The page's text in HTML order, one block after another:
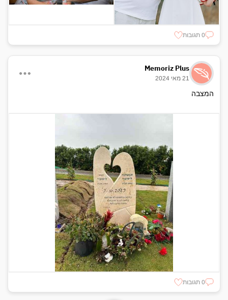
0 תגובות
Memoriz Plus
21 מאי 2024
המצבה
0 תגובות